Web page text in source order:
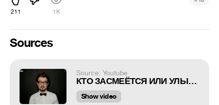
211 1K
Sources
Source: Youtube
КТО ЗАСМЕЁТСЯ ИЛИ УЛЫБНЕТСЯ - Проиграл ! ) ) )
Show video